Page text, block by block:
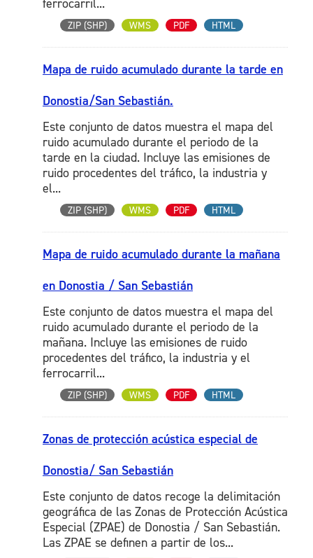
ferrocarril...
ZIP (SHP) WMS PDF HTML
Mapa de ruido acumulado durante la tarde en
Donostia/San Sebastián.
Este conjunto de datos muestra el mapa del
ruido acumulado durante el periodo de la
tarde en la ciudad. Incluye las emisiones de
ruido procedentes del tráfico, la industria y
el...
ZIP (SHP) WMS PDF HTML
Mapa de ruido acumulado durante la mañana
en Donostia / San Sebastián
Este conjunto de datos muestra el mapa del
ruido acumulado durante el periodo de la
mañana. Incluye las emisiones de ruido
procedentes del tráfico, la industria y el
ferrocarril...
ZIP (SHP) WMS PDF HTML
Zonas de protección acústica especial de
Donostia/ San Sebastián
Este conjunto de datos recoge la delimitación
geográfica de las Zonas de Protección Acústica
Especial (ZPAE) de Donostia / San Sebastián.
Las ZPAE se definen a partir de los...